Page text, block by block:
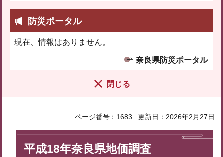
防災ポータル
現在、情報はありません。
奈良県防災ポータル
閉じる
ページ番号：1683 更新日：2026年2月27日
平成18年奈良県地価調査